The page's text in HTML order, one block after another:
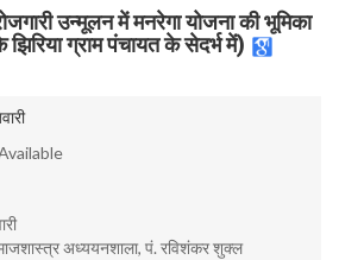
उन्मूलन में मनरेगा योजना की भूमिका
झिरिया ग्राम पंचायत के सेदर्भ में)
अध्ययनशाला, पं. रविशंकर शुक्ल